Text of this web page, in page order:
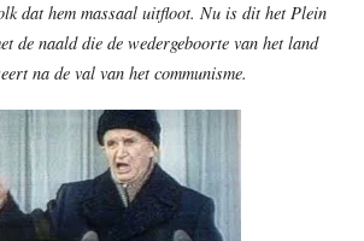
dat hem massaal uitfloot. Nu is dit het Plein
de naald die de wedergeboorte van het land
na de val van het communisme.